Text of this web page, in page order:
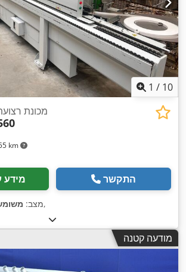
1 / 10
km
מכונת
מידע התקשר
מצב:,
מודעה קטנה